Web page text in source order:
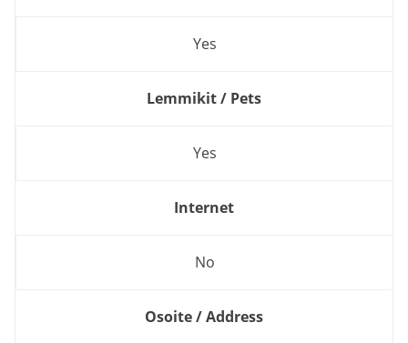
Yes
Lemmikit / Pets
Yes
Internet
No
Osoite / Address